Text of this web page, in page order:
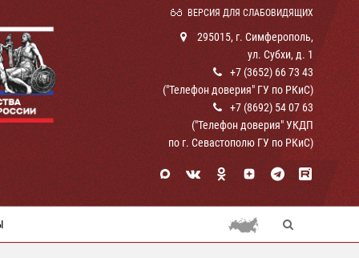
ВЕРСИЯ ДЛЯ СЛАБОВИДЯЩИХ
295015, г. Симферополь,
ул. Субхи, д. 1
+7 (3652) 66 73 43
("Телефон доверия" ГУ по РКиС)
+7 (8692) 54 07 63
("Телефон доверия" УКДП
по г. Севастополю ГУ по РКиС)